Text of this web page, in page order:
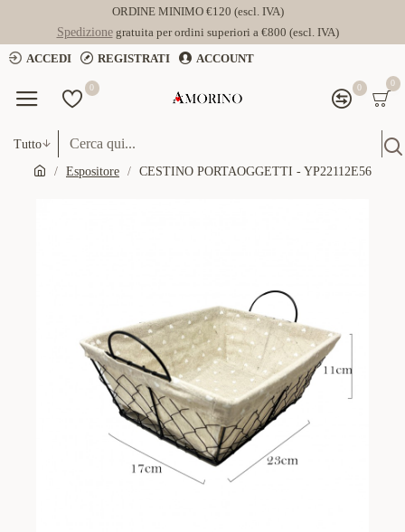
ORDINE MINIMO €120 (escl. IVA)
Spedizionegratuita per ordini superiori a €800 (escl. IVA)
ACCEDI
REGISTRATI ACCOUNT
0 0 0
Tutto
Espositore CESTINO PORTAOGGETTI - YP22112E56